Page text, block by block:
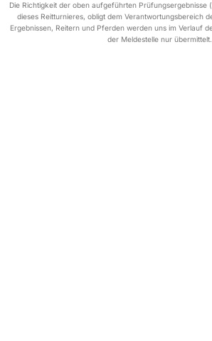
Die Richtigkeit der oben aufgeführten Prüfungsergebnisse
dieses Reitturnieres, obligt dem Verantwortungsbereich
Ergebnissen, Reitern und Pferden werden uns im Verlauf
der Meldestelle nur übermittelt.